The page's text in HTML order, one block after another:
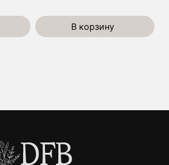
В корзину